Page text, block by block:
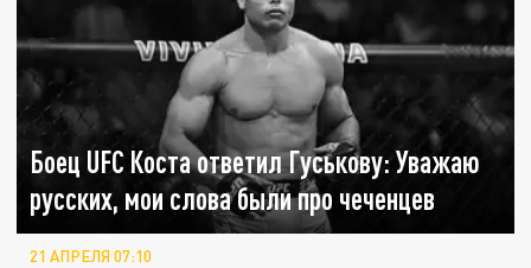
Боец UFC Коста ответил Гуськову: Уважаю
русских, мои слова были про чеченцев
21 АПРЕЛЯ 07:10